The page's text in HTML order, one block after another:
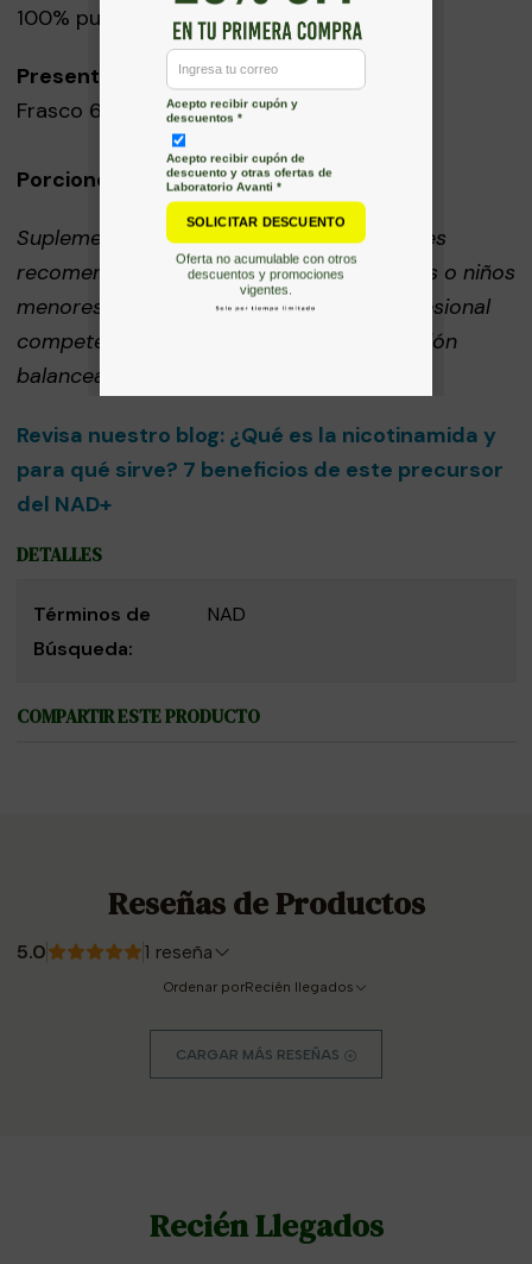
100% pura. Libre de Aditivos.
Presentación:
Frasco 60 cápsulas vegetales
Porciones por envase:60
Suplemento Alimentario. Su consumo no es
recomendado para embarazadas, nodrizas o niños
menores de 8 años, salvo indicación profesional
competente. No reemplaza una alimentación
balanceada.
Revisa nuestro blog: ¿Qué es la nicotinamida y
para qué sirve? 7 beneficios de este precursor
del NAD+
DETALLES
Términos de
Búsqueda:
NAD
COMPARTIR ESTE PRODUCTO
Reseñas de Productos
5.0 1 reseña
Ordenar porRecién llegados
CARGAR MÁS RESEÑAS
Recién Llegados